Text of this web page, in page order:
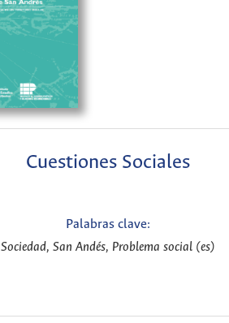
Cuestiones Sociales
Palabras clave:
Sociedad, San Andés, Problema social (es)